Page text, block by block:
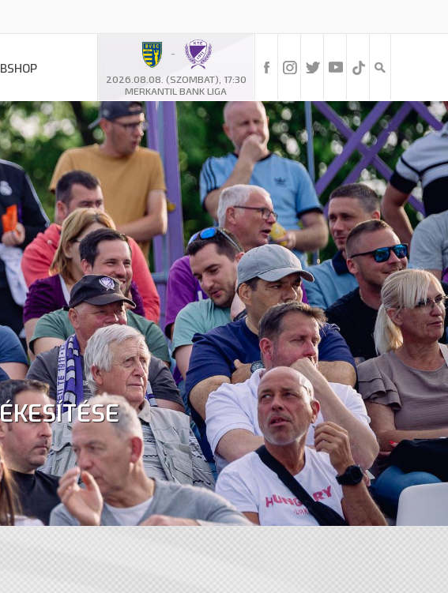
-
2026.08.08. (SZOMBAT), 17:30
MERKANTIL BANK LIGA